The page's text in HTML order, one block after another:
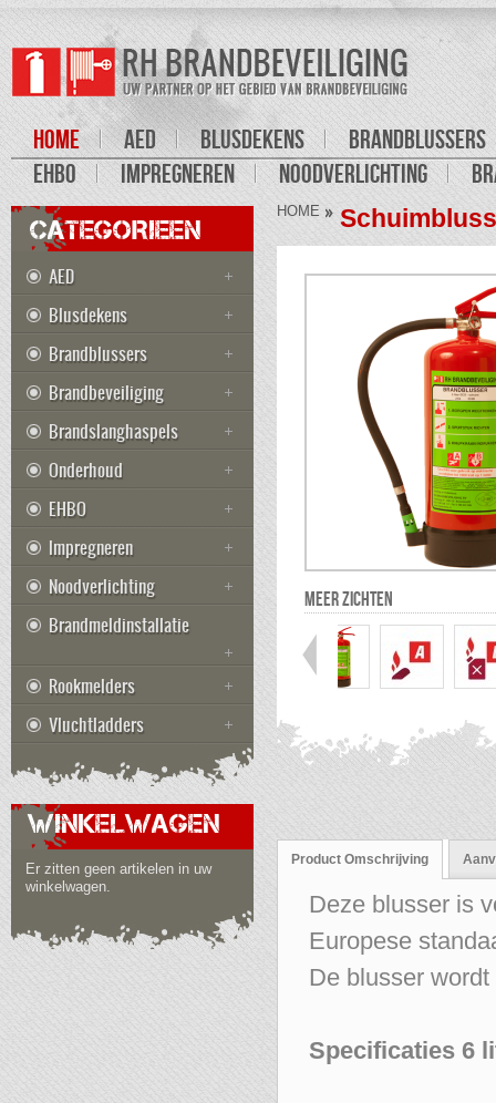
HOME AED BLUSDEKENS
BRANDBLUSSERS
EHBO
IMPREGNEREN NOODVERLICHTING
HOME
MEER ZICHTEN
Product Omschrijving
Deze blusser is
Europese
De blusser
Specificaties 6
CATEGORIEEN
AED
Blusdekens
Brandblussers
Brandbeveiliging
Brandslanghaspels
Onderhoud
EHBO
Impregneren
Noodverlichting
Brandmeldinstallatie
Rookmelders
Vluchtladders
WINKELWAGEN
Er zitten geen artikelen in uw
winkelwagen.